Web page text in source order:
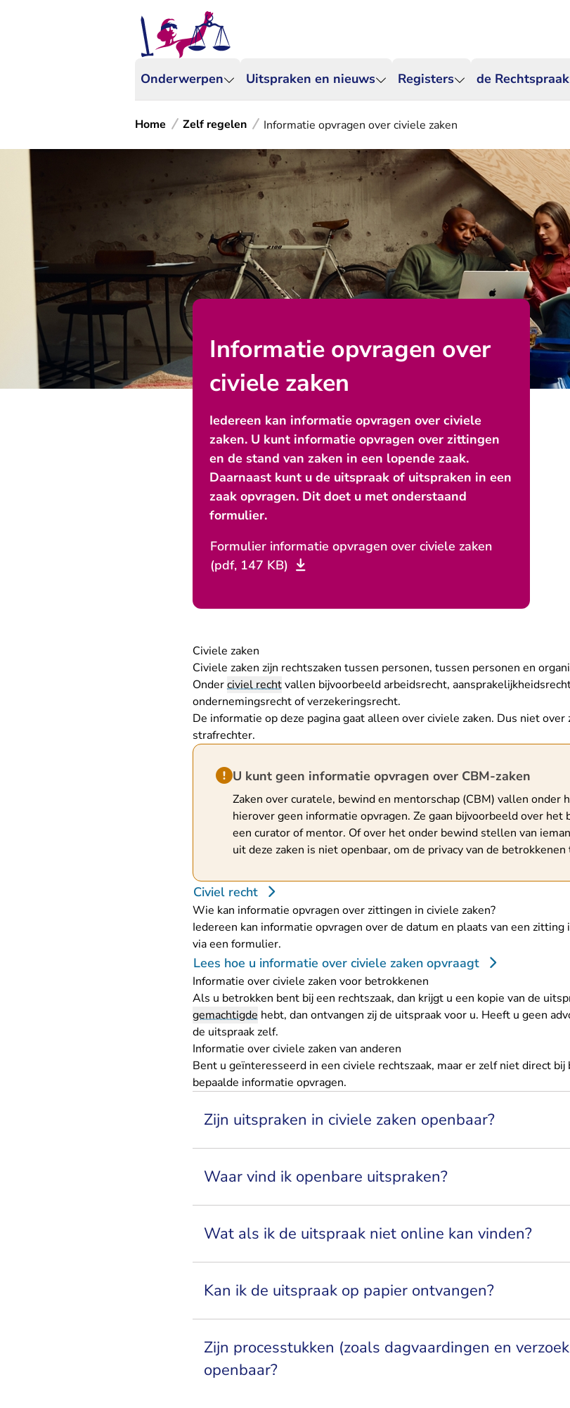
Onderwerpen Uitspraken en nieuws Registers de Rechtspraak
Home Zelf regelen Informatie opvragen over civiele zaken
Informatie opvragen over
civiele zaken
Iedereen kan informatie opvragen over civiele
zaken. U kunt informatie opvragen over zittingen
en de stand van zaken in een lopende zaak.
Daarnaast kunt u de uitspraak of uitspraken in een
zaak opvragen. Dit doet u met onderstaand
formulier.
Formulier informatie opvragen over civiele zaken
(pdf, 147 KB)
Civiele zaken
Civiele zaken zijn rechtszaken tussen personen, tussen personen en
Onderciviel rechtvallen bijvoorbeeld arbeidsrecht,
ondernemingsrecht of verzekeringsrecht.
De informatie op deze pagina gaat alleen over civiele zaken. Dus niet
strafrechter.
Hint van type waarschuwing
U kunt geen informatie opvragen over CBM-zaken
Zaken over curatele, bewind en mentorschap (CBM) vallen onder
hierover geen informatie opvragen. Ze gaan bijvoorbeeld over het
een curator of mentor. Of over het onder bewind stellen van
uit deze zaken is niet openbaar, om de privacy van de
Civiel recht
Wie kan informatie opvragen over zittingen in civiele zaken?
Iedereen kan informatie opvragen over de datum en plaats van een zitting
via een formulier.
Lees hoe u informatie over civiele zaken opvraagt
Informatie over civiele zaken voor betrokkenen
Als u betrokken bent bij een rechtszaak, dan krijgt u een kopie van de
gemachtigde hebt, dan ontvangen zij de uitspraak voor u. Heeft u geen
de uitspraak zelf.
Informatie over civiele zaken van anderen
Bent u geïnteresseerd in een civiele rechtszaak, maar er zelf niet direct bij
bepaalde informatie opvragen.
Zijn uitspraken in civiele zaken openbaar?
Waar vind ik openbare uitspraken?
Wat als ik de uitspraak niet online kan vinden?
Kan ik de uitspraak op papier ontvangen?
Zijn processtukken (zoals dagvaardingen en
openbaar?